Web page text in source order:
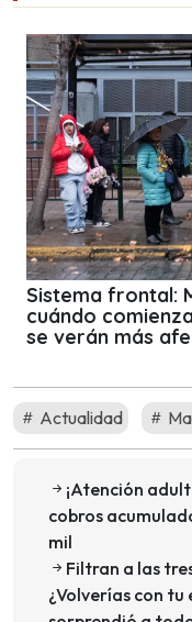
Sistema frontal:
cuándo
se verán más
Actualidad
¡Atención
cobros
mil
Filtran a las
¿Volverías con tu